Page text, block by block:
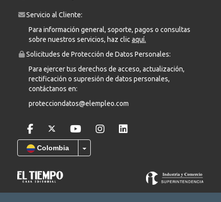
Servicio al Cliente:
Para información general, soporte, pagos o consultas
sobre nuestros servicios, haz clicaquí.
Solicitudes de Protección de Datos Personales:
Para ejercer tus derechos de acceso, actualización,
rectificación o supresión de datos personales,
contáctanos en:
protecciondatos@elempleo.com
Colombia